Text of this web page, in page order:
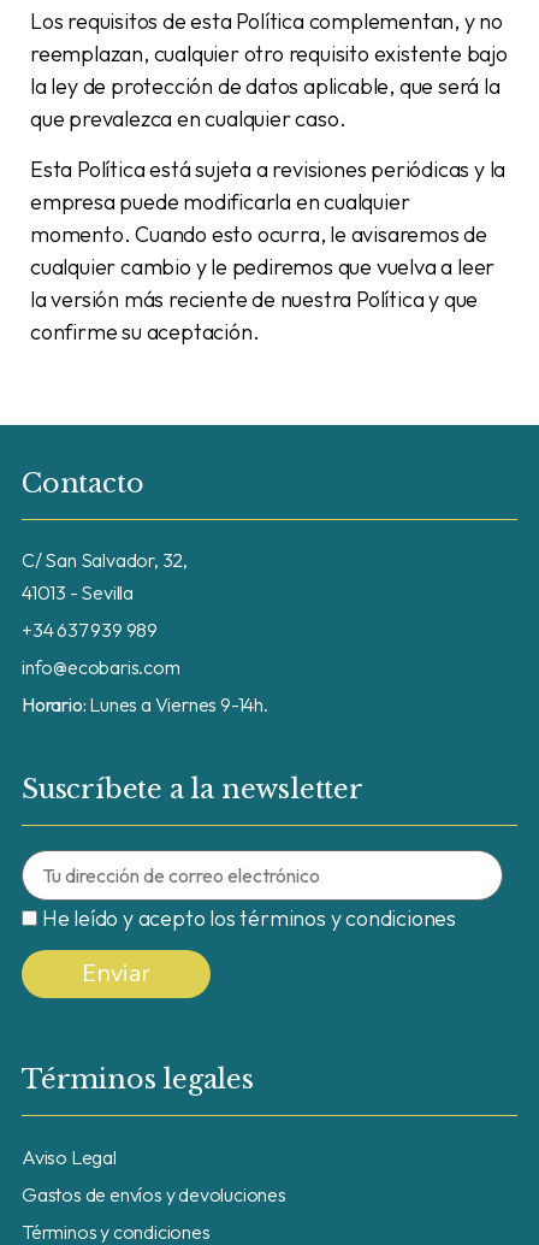
Los requisitos de esta Política complementan, y no
reemplazan, cualquier otro requisito existente bajo
la ley de protección de datos aplicable, que será la
que prevalezca en cualquier caso.
Esta Política está sujeta a revisiones periódicas y la
empresa puede modificarla en cualquier
momento. Cuando esto ocurra, le avisaremos de
cualquier cambio y le pediremos que vuelva a leer
la versión más reciente de nuestra Política y que
confirme su aceptación.
Contacto
C/ San Salvador, 32,
41013 - Sevilla
+34 637 939 989
info@ecobaris.com
Horario: Lunes a Viernes 9-14h.
Suscríbete a la newsletter
He leído y acepto los términos y condiciones
Términos legales
Aviso Legal
Gastos de envíos y devoluciones
Términos y condiciones